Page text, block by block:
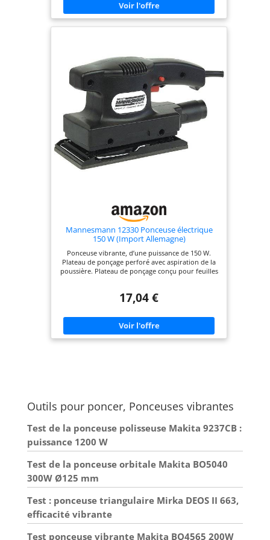
presque instantanément le pad, limitant la vitesse
à 500 OPM pour éviter tout risque de surponçage
et garantir un contrôle total. 【Bac à Poussière
filtrant et ses 8 orifices d'aspiration garantissent
une aspiration efficace. Pour les travaux de
ponçage et de polissage de longue durée ou sur
de grandes surfaces, il est possible de la raccorder
à un aspirateur afin d'assurer une collecte encore
plus efficace. 【Facilité d'utilisation】Cette
ponceuse orbitale est livrée avec 16 feuilles de
papier abrasif adaptées à diverses applications :
décapage de peinture, ponçage du bois,
traitement des surfaces (choisir le type de papier
abrasif approprié). Le papier abrasif auto-
agrippant permet un changement de papier en
une seconde, sans outil. 【Kit Complet Fourni 】
manuel. Cette ponceuse fiable est prête à l'emploi
pour vos projets de bricolage ou de rénovation.
Mannesmann 12330 Ponceuse électrique
150 W (Import Allemagne)
Ponceuse vibrante, d’une puissance de 150 W.
Plateau de ponçage perforé avec aspiration de la
poussière. Plateau de ponçage conçu pour feuilles
17,04 €
Outils pour poncer, Ponceuses vibrantes
Test de la ponceuse polisseuse Makita 9237CB :
puissance 1200 W
Test de la ponceuse orbitale Makita BO5040
300W Ø125 mm
Test : ponceuse triangulaire Mirka DEOS II 663,
efficacité vibrante
Test ponceuse vibrante Makita BO4565 200W